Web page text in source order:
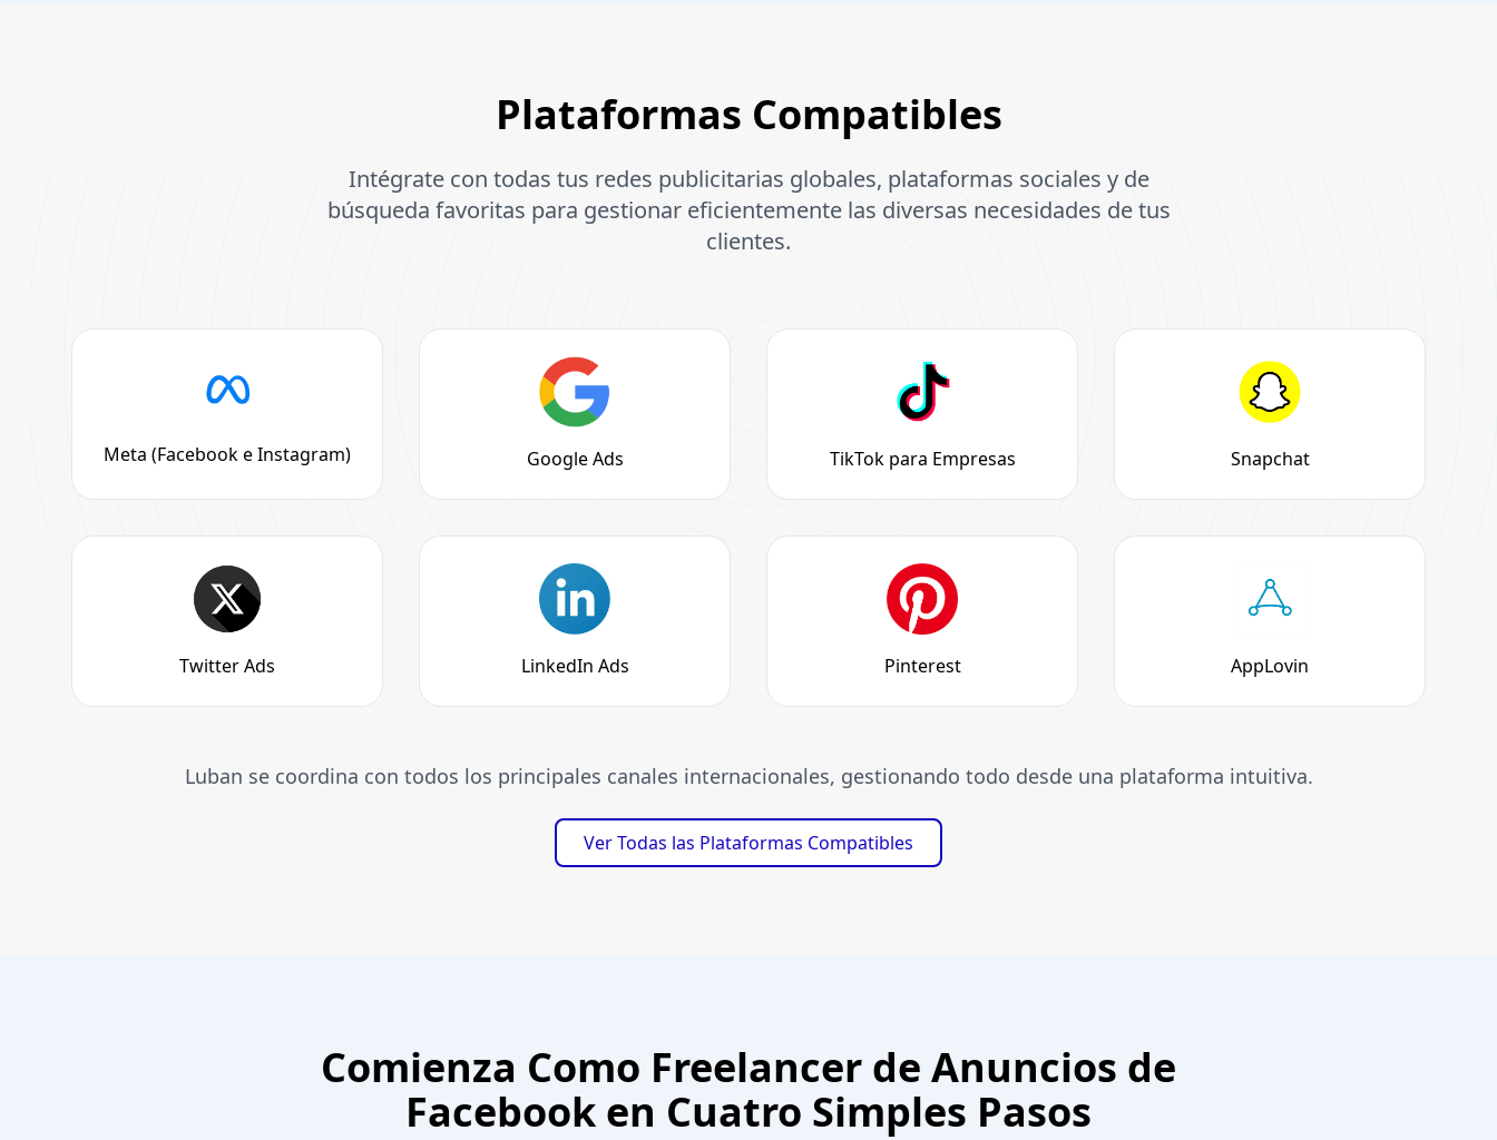
Plataformas Compatibles
Intégrate con todas tus redes publicitarias globales, plataformas sociales y de
búsqueda favoritas para gestionar eficientemente las diversas necesidades de tus
clientes.
Meta (Facebook e Instagram) Google Ads TikTok para Empresas Snapchat
Twitter Ads LinkedIn Ads Pinterest AppLovin
Luban se coordina con todos los principales canales internacionales, gestionando todo desde una plataforma intuitiva.
Ver Todas las Plataformas Compatibles
Comienza Como Freelancer de Anuncios de
Facebook en Cuatro Simples Pasos